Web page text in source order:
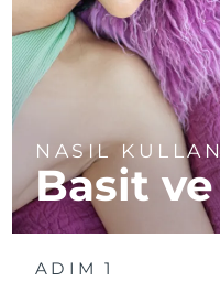
NASIL
Basit
ADIM 1